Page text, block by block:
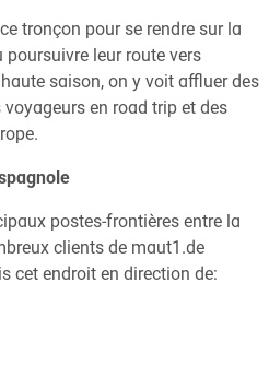
tronçon pour se rendre sur la
leur route vers
saison, on y voit affluer des
en road trip et des
postes-frontières entre la
clients de maut1.de
cet endroit en direction de: